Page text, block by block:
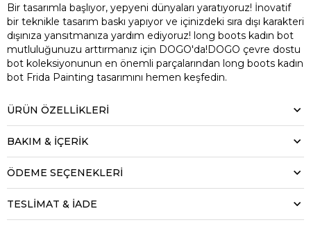
Bir tasarımla başlıyor, yepyeni dünyaları yaratıyoruz! İnovatif
bir teknikle tasarım baskı yapıyor ve içinizdeki sıra dışı karakteri
dışınıza yansıtmanıza yardım ediyoruz! long boots kadın bot
mutluluğunuzu arttırmanız için DOGO'da!DOGO çevre dostu
bot koleksiyonunun en önemli parçalarından long boots kadın
bot Frida Painting tasarımını hemen keşfedin.
ÜRÜN ÖZELLIKLERI
BAKIM & İÇERİK
ÖDEME SEÇENEKLERI
TESLİMAT & İADE